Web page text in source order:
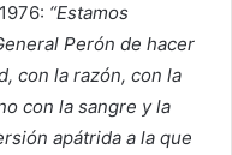
“Estamos
Perón de hacer
con la razón, con la
con la sangre y la
apátrida a la que